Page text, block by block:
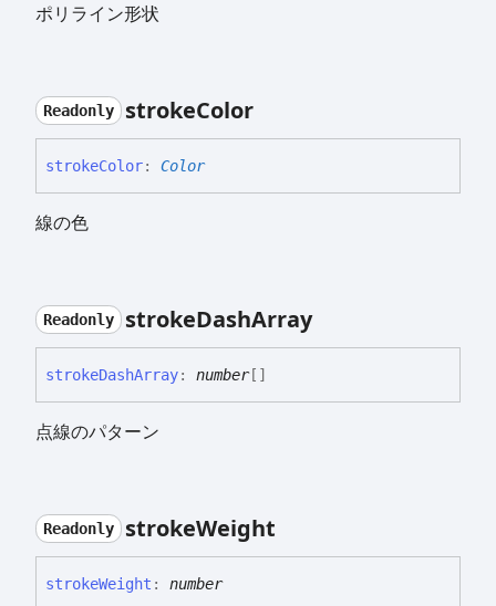
ポリライン形状
Readonly strokeColor
strokeColor: Color
線の色
Readonly strokeDashArray
strokeDashArray: number[]
点線のパターン
Readonly strokeWeight
strokeWeight : number